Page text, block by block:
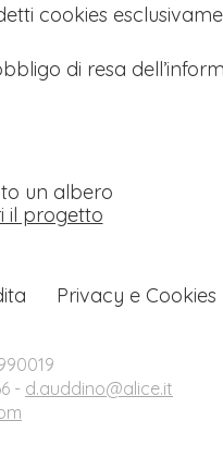
cookies
di resa
un albero
il progetto
Privacy e Cookies
- d.auddino@alice.it